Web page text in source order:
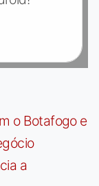
o Botafogo e
a